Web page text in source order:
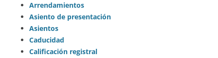
Arrendamientos
Asiento de presentación
Asientos
Caducidad
Calificación registral